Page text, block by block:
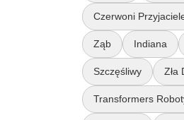
Czerwoni
Ząb Indiana
Szczęśliwy Zła
Transformers